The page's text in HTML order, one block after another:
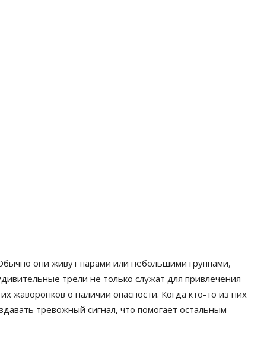
они живут парами или небольшими группами,
трели не только служат для привлечения
жаворонков о наличии опасности. Когда кто-то из них
тревожный сигнал, что помогает остальным